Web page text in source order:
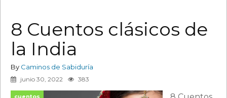
8 Cuentos clásicos de
la India
By Caminos de Sabiduría
junio 30, 2022 383
cuentos